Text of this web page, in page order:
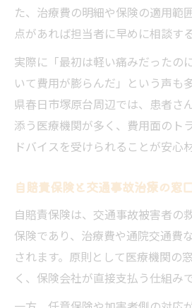
た、治療費の明細や保険の適用範
点があれば担当者に早めに相談す
実際に「最初は軽い痛みだったの
いて費用が膨らんだ」という声も
県春日市塚原台周辺では、患者さ
添う医療機関が多く、費用面のト
ドバイスを受けられることが安心
自賠責保険と交通事故治療の窓
自賠責保険は、交通事故被害者の
保険であり、治療費や通院交通費
されます。原則として医療機関の
く、保険会社が直接支払う仕組みで